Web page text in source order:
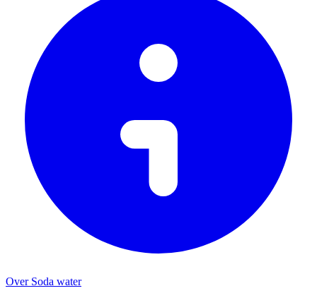
Over Soda water